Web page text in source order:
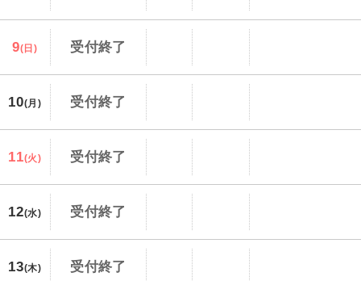
9(日) 受付終了
10(月) 受付終了
11(火) 受付終了
12(水) 受付終了
13(木) 受付終了